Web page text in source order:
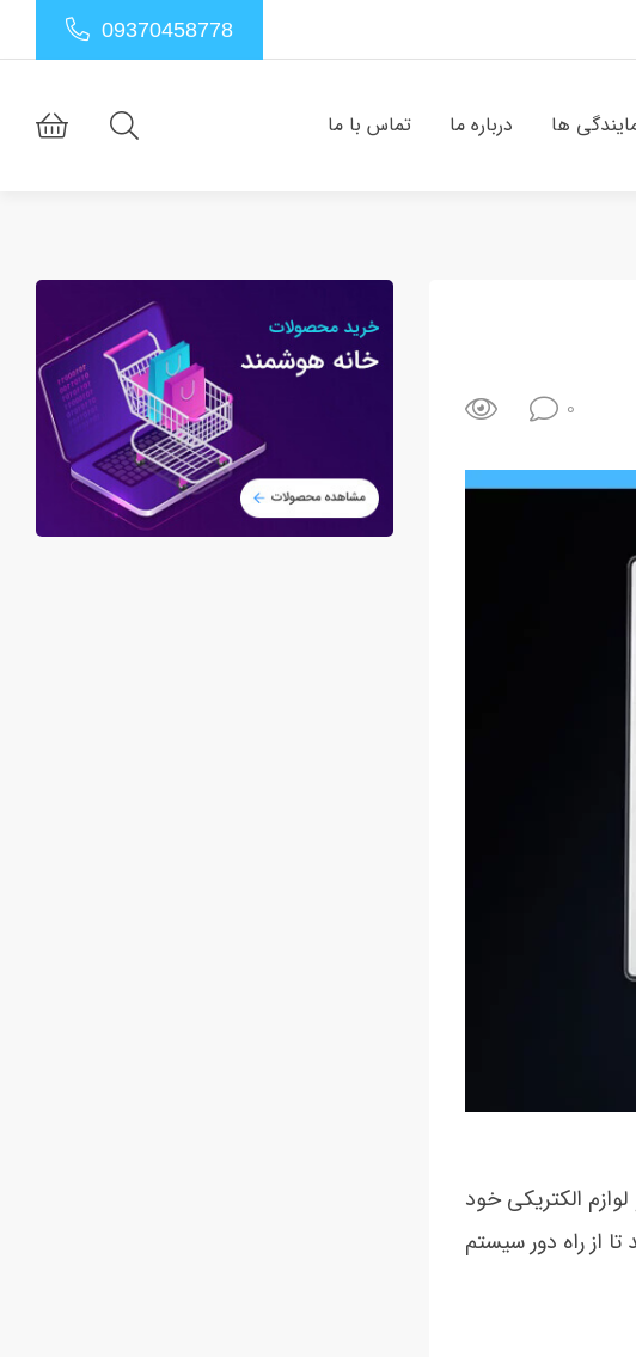
09370458778
ها درباره ما تماس با ما
0
الکتریکی خود
از راه دور سیستم